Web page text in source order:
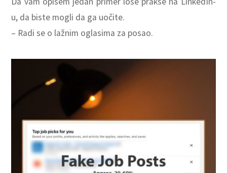
u, da biste mogli da ga uočite.
– Radi se o lažnim oglasima za posao.